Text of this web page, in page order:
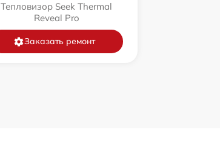
Тепловизор Seek Thermal
Reveal Pro
Заказать ремонт